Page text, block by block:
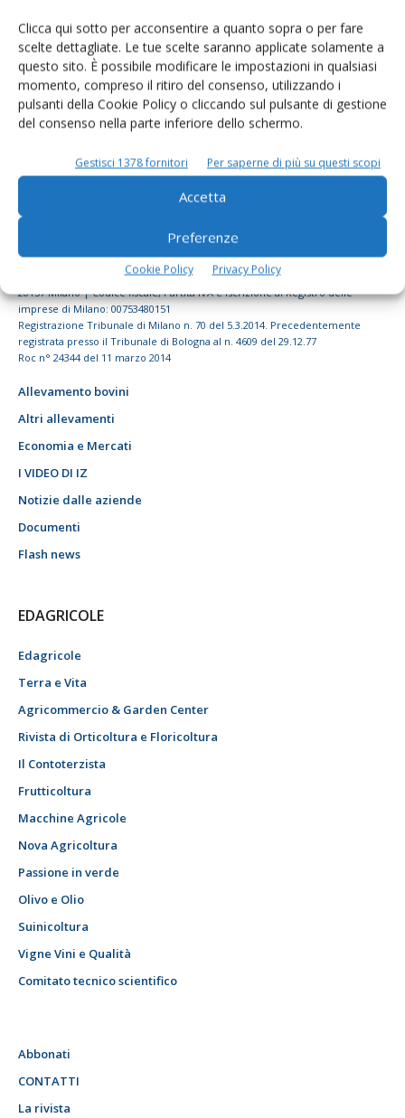
Clicca qui sotto per acconsentire a quanto sopra o per fare
scelte dettagliate. Le tue scelte saranno applicate solamente a
questo sito. È possibile modificare le impostazioni in qualsiasi
momento, compreso il ritiro del consenso, utilizzando i
pulsanti della Cookie Policy o cliccando sul pulsante di gestione
del consenso nella parte inferiore dello schermo.
Gestisci 1378 fornitori Per saperne di più su questi scopi
Accetta
Preferenze
Cookie Policy Privacy Policy
© Tecniche Nuove Spa. Tutti i diritti riservati. Sede legale Via Eritrea 21 -
20157 Milano | Codice fiscale, Partita IVA e Iscrizione al Registro delle
imprese di Milano: 00753480151
Registrazione Tribunale di Milano n. 70 del 5.3.2014. Precedentemente
registrata presso il Tribunale di Bologna al n. 4609 del 29.12.77
Roc n° 24344 del 11 marzo 2014
Allevamento bovini
Altri allevamenti
Economia e Mercati
I VIDEO DI IZ
Notizie dalle aziende
Documenti
Flash news
EDAGRICOLE
Edagricole
Terra e Vita
Agricommercio & Garden Center
Rivista di Orticoltura e Floricoltura
Il Contoterzista
Frutticoltura
Macchine Agricole
Nova Agricoltura
Passione in verde
Olivo e Olio
Suinicoltura
Vigne Vini e Qualità
Comitato tecnico scientifico
Abbonati
CONTATTI
La rivista